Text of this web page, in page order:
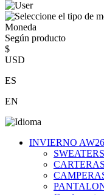
Moneda
Según producto
$
USD
ES
EN
INVIERNO AW26
SWEATERS
CARTERAS